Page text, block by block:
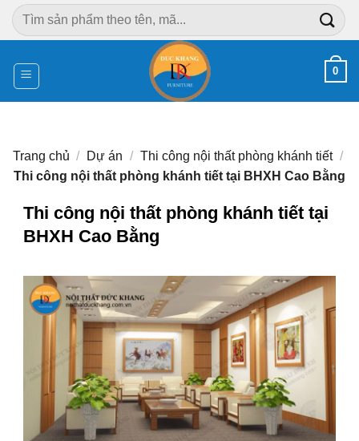
Chuyển
đến
dung
Tìm
kiếm:
0
Trang chủ / Dự án / Thi công nội thất phòng khánh tiết /
Thi công nội thất phòng khánh tiết tại BHXH Cao Bằng
Thi công nội thất phòng khánh tiết tại
BHXH Cao Bằng